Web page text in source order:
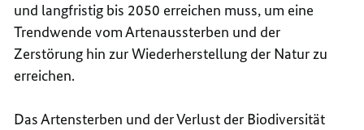
und langfristig bis 2050 erreichen muss, um eine
Trendwende vom Artenaussterben und der
Zerstörung hin zur Wiederherstellung der Natur zu
erreichen.
Das Artensterben und der Verlust der Biodiversität